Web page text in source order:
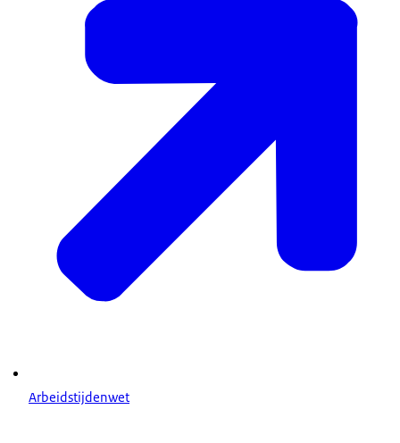
Arbeidstijdenwet